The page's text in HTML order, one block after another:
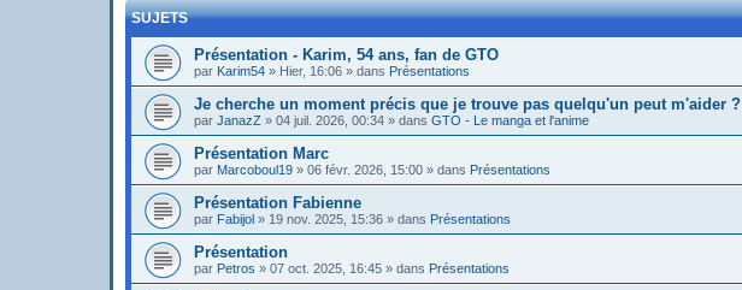
SUJETS
Présentation - Karim, 54 ans, fan de GTO
par Karim54 » Hier, 16:06 » dans Présentations
Je cherche un moment précis que je trouve pas quelqu'un peut m'aider ?
par JanazZ » 04 juil. 2026, 00:34 » dans GTO - Le manga et l'anime
Présentation Marc
par Marcoboul19 » 06 févr. 2026, 15:00 » dans Présentations
Présentation Fabienne
par Fabijol » 19 nov. 2025, 15:36 » dans Présentations
Présentation
par Petros » 07 oct. 2025, 16:45 » dans Présentations